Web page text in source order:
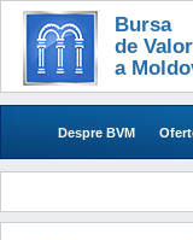
Bursa
de
a
Despre BVM